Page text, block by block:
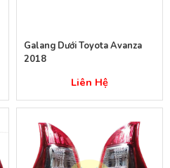
Galang Dưới Toyota Avanza
2018
Liên Hệ